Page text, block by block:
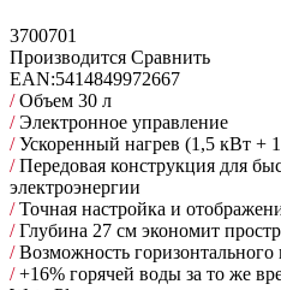
3700701
Производится Сравнить
EAN:5414849972667
/Объем 30 л
/Электронное управление
/Ускоренный нагрев (1,5 кВт +
/Передовая конструкция для
электроэнергии
/Точная настройка и
/Глубина 27 см экономит
/Возможность горизонтального
/+16% горячей воды за то же